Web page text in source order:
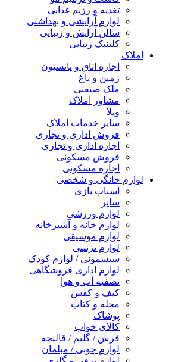
تغذیه و رژیم غذایی
لوازم آرایشی و بهداشتی
سالن آرایش و زیبایی
کلینیک زیبایی
املاک
اجاره اتاق و پانسیون
زمین و باغ
ملک صنعتی
مشاور املاک
ویلا
سایر خدمات املاک
فروش اداری و تجاری
اجاره اداری و تجاری
فروش مسکونی
اجاره مسکونی
لوازم خانگی و شخصی
اسباب بازی
سایر
لوازم ورزشی
لوازم خانه و آشپزخانه
لوازم موسیقی
لوازم تزئینی
سیسمونی / لوازم کودک
لوازم اداری فروشگاهی
تصفیه آب و هوا
کیف و کفش
مجله و کتاب
پوشاک
کالای خواب
فرش / گلیم / قالیچه
لوازم چوبی / مبلمان